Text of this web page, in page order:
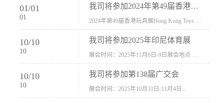
01/01
01
我司将参加2024年第49届香港玩具展Hong Kong Toys & Games Fair 欢迎新···
10/10
10
我司将参加2025年印尼体育展
10/10
10
我司将参加第138届广交会
展会时间：2025年10月31日-11月4日...